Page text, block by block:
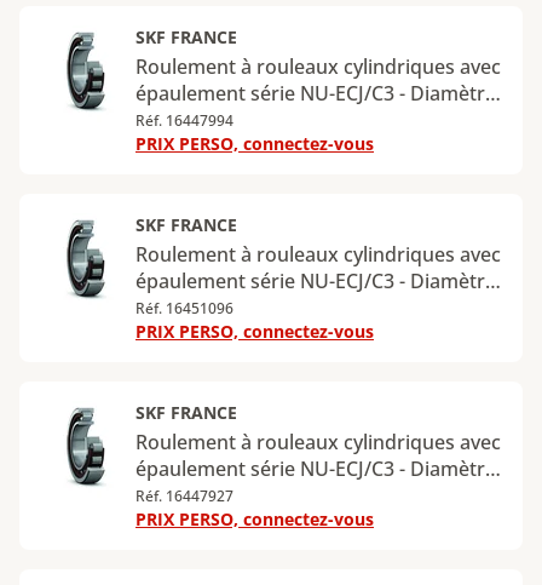
kN
SKF FRANCE
Roulement à rouleaux cylindriques avec
épaulement série NU-ECJ/C3 - Diamètre
intérieur : 90 mm - Diamètre extérieur :
190 mm - Largeur : 43 mm - Charge
kN
Réf. 16447994
PRIX PERSO, connectez-vous
SKF FRANCE
Roulement à rouleaux cylindriques avec
épaulement série NU-ECJ/C3 - Diamètre
intérieur : 95 mm - Diamètre extérieur :
170 mm - Largeur : 32 mm - Charge
kN
Réf. 16451096
PRIX PERSO, connectez-vous
SKF FRANCE
Roulement à rouleaux cylindriques avec
épaulement série NU-ECJ/C3 - Diamètre
intérieur : 95 mm - Diamètre extérieur :
200 mm - Largeur : 45 mm - Charge
Réf. 16447927
PRIX PERSO, connectez-vous